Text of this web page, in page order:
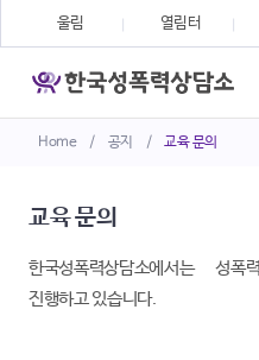
Home / 공지 / 교육 문의
울림 열림터
교육 문의
한국성폭력상담소에서는 성
진행하고 있습니다.